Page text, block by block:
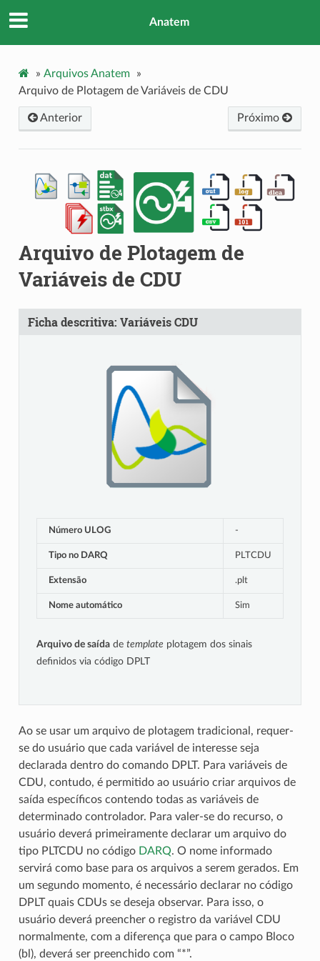
Anatem
» Arquivos Anatem
»
Arquivo de Plotagem de Variáveis de CDU
Próximo
Anterior
Arquivo de Plotagem de
Variáveis de CDU
Ficha descritiva: Variáveis CDU
Número ULOG -
Tipo no DARQ PLTCDU
Extensão .plt
Nome automático Sim
Arquivo de saídade template plotagem dos sinais
definidos via código DPLT
Ao se usar um arquivo de plotagem tradicional, requer-
se do usuário que cada variável de interesse seja
declarada dentro do comando DPLT. Para variáveis de
CDU, contudo, é permitido ao usuário criar arquivos de
saída específicos contendo todas as variáveis de
determinado controlador. Para valer-se do recurso, o
usuário deverá primeiramente declarar um arquivo do
tipo PLTCDU no código DARQ. O nome informado
servirá como base para os arquivos a serem gerados. Em
um segundo momento, é necessário declarar no código
DPLT quais CDUs se deseja observar. Para isso, o
usuário deverá preencher o registro da variável CDU
normalmente, com a diferença que para o campo Bloco
(bl), deverá ser preenchido com “*”.